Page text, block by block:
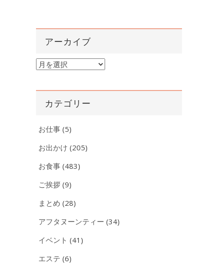
アーカイブ
ア
カ
カテゴリー
お仕事 (5)
お出かけ (205)
お食事 (483)
ご挨拶 (9)
まとめ (28)
アフタヌーンティー (34)
イベント (41)
エステ (6)